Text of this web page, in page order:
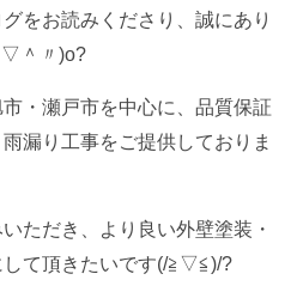
をお読みくださり、誠にあり
▽＾〃)o?
・瀬戸市を中心に、品質保証
漏り工事をご提供しておりま
ただき、より良い外壁塗装・
して頂きたいです(/≧▽≦)/?